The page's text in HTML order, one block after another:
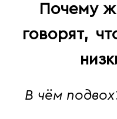
Почему
говорят,
В чём